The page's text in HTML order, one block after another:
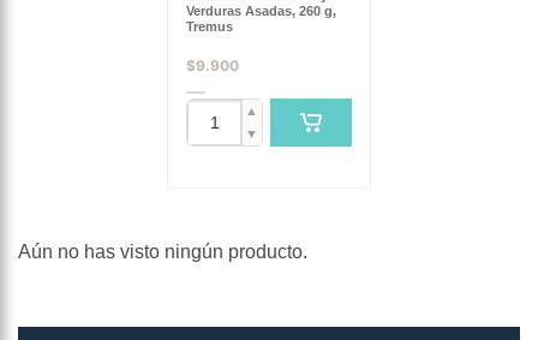
Verduras Asadas, 260 g,
Tremus
$9.900
▲
▼
Aún no has visto ningún producto.